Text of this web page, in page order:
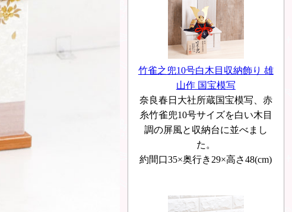
竹雀之兜10号白木目収納飾り 雄
山作 国宝模写
奈良春日大社所蔵国宝模写、赤
糸竹雀兜10号サイズを白い木目
調の屏風と収納台に並べまし
た。
約間口35×奥行き29×高さ48(cm)